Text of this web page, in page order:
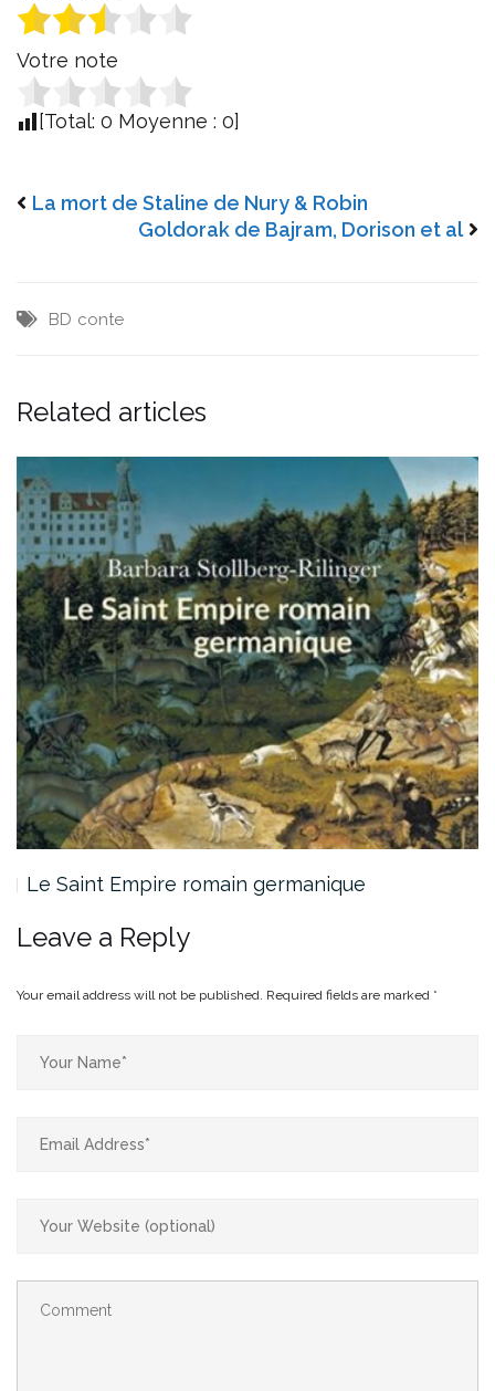
Votre note
[Total: 0 Moyenne : 0]
La mort de Staline de Nury & Robin
Goldorak de Bajram, Dorison et al
BD conte
Related articles
La Passe-Miroir de Vanyda
Leave a Reply
Your email address will not be published. Required fields are marked *